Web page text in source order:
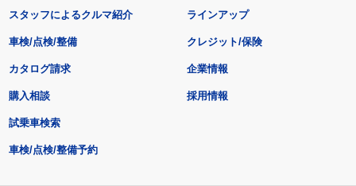
スタッフによるクルマ紹介 ラインアップ
車検/点検/整備 クレジット/保険
カタログ請求
購入相談
試乗車検索
車検/点検/整備予約
企業情報
採用情報